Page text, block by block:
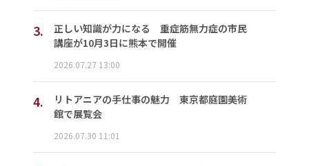
3.
正しい知識が力になる 重症筋無力症の市民
講座が10月3日に熊本で開催
2026.07.27 13:00
4.
リトアニアの手仕事の魅力 東京都庭園美術
館で展覧会
2026.07.30 11:01